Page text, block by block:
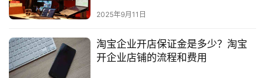
2025年9月11日
淘宝企业开店保证金是多少？淘宝
开企业店铺的流程和费用